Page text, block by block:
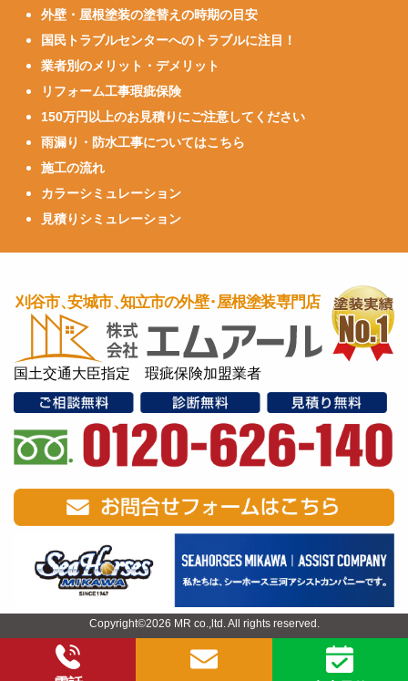
外壁・屋根塗装の塗替えの時期の目安
国民トラブルセンターへのトラブルに注目！
業者別のメリット・デメリット
リフォーム工事瑕疵保険
150万円以上のお見積りにご注意してください
雨漏り・防水工事についてはこちら
施工の流れ
カラーシミュレーション
見積りシミュレーション
国土交通大臣指定 瑕疵保険加盟業者
Copyright©2026 MR co.,ltd. All rights reserved.